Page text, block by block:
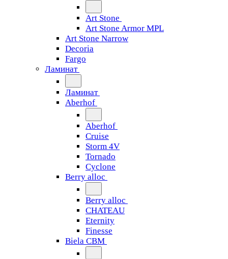
Art Stone
Art Stone Armor MPL
Art Stone Narrow
Decoria
Fargo
Ламинат
Ламинат
Aberhof
Aberhof
Cruise
Storm 4V
Tornado
Сyclone
Berry alloc
Berry alloc
CHATEAU
Eternity
Finesse
Biela CBM